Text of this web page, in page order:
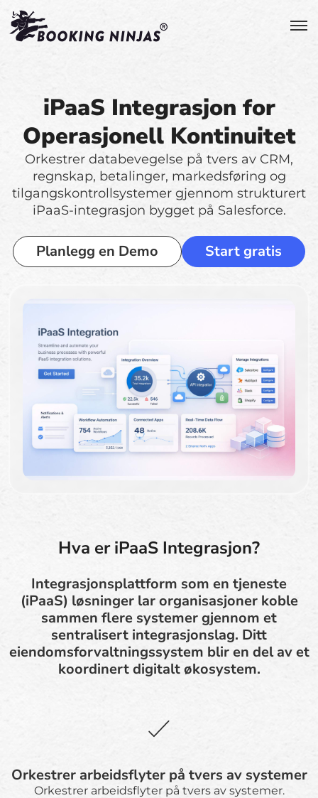
iPaaS Integrasjon for
Operasjonell Kontinuitet
Orkestrer databevegelse på tvers av CRM,
regnskap, betalinger, markedsføring og
tilgangskontrollsystemer gjennom strukturert
iPaaS-integrasjon bygget på Salesforce.
Planlegg en Demo Start gratis
Hva er iPaaS Integrasjon?
Integrasjonsplattform som en tjeneste
(iPaaS) løsninger lar organisasjoner koble
sammen flere systemer gjennom et
sentralisert integrasjonslag. Ditt
eiendomsforvaltningssystem blir en del av et
koordinert digitalt økosystem.
Orkestrer arbeidsflyter på tvers av systemer
Orkestrer arbeidsflyter på tvers av systemer.